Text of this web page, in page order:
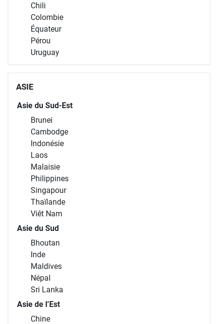
Chili
Colombie
Équateur
Pérou
Uruguay
ASIE
Asie du Sud-Est
Brunei
Cambodge
Indonésie
Laos
Malaisie
Philippines
Singapour
Thaïlande
Viêt Nam
Asie du Sud
Bhoutan
Inde
Maldives
Népal
Sri Lanka
Asie de l’Est
Chine